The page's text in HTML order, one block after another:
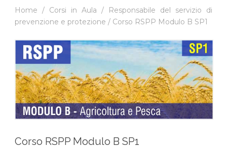
Home / Corsi in Aula /
Responsabile del servizio di
prevenzione e protezione / Corso RSPP Modulo B SP1
Corso RSPP Modulo B SP1